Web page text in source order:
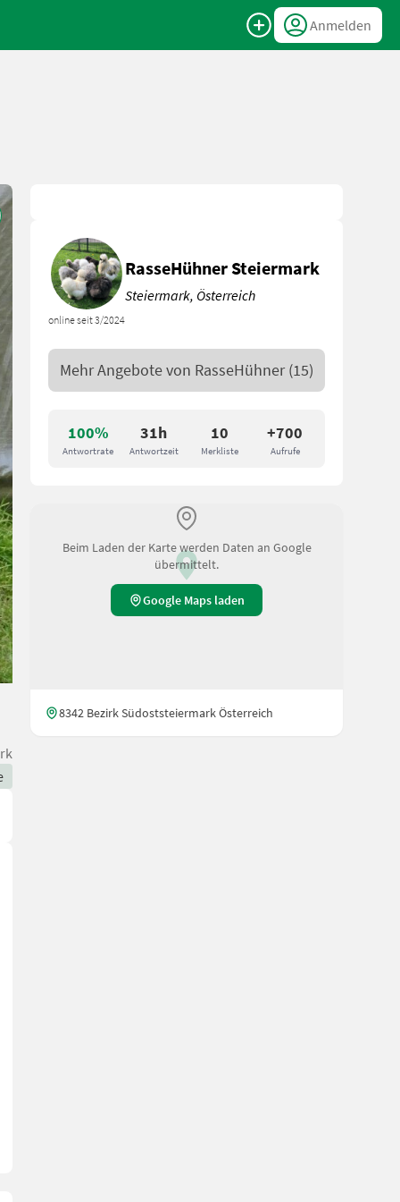
Anmelden
100%
Antwortrate
31h
Antwortzeit
10
Merkliste
+700
Aufrufe
online seit 3/2024
RasseHühner Steiermark
Steiermark, Österreich
Mehr Angebote von RasseHühner (15)
Beim Laden der Karte werden Daten an Google
übermittelt.
Google Maps laden
8342 Bezirk Südoststeiermark Österreich